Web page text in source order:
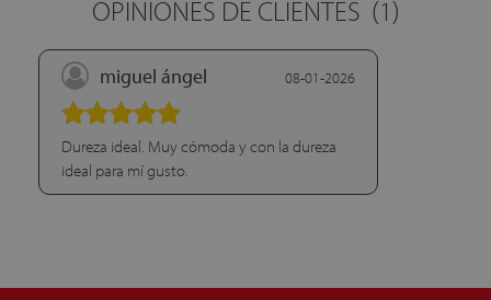
OPINIONES DE CLIENTES (1)
miguel ángel 08-01-2026
Dureza ideal. Muy cómoda y con la dureza
ideal para mí gusto.